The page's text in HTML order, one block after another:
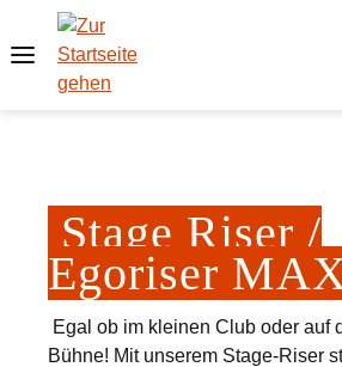
Zum Hauptinhalt springen
Stage Riser /
Egoriser
Egal ob im kleinen Club oder auf
Bühne! Mit unserem Stage-Riser